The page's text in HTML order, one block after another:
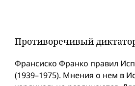
Противоречивый
Франсиско Франко правил
(1939–1975). Мнения о нем в